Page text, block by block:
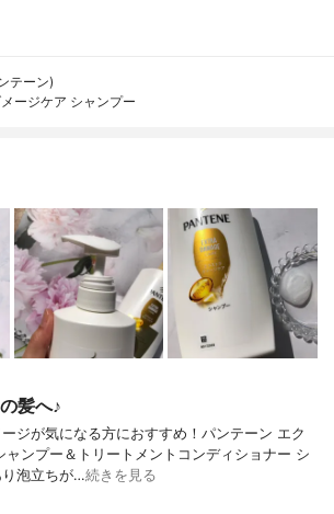
テーン)
ージケア シャンプー
髪へ♪
ジが気になる方におすすめ！パンテーン エク
ャンプー＆トリートメントコンディショナー シ
り泡立ちが…続きを見る